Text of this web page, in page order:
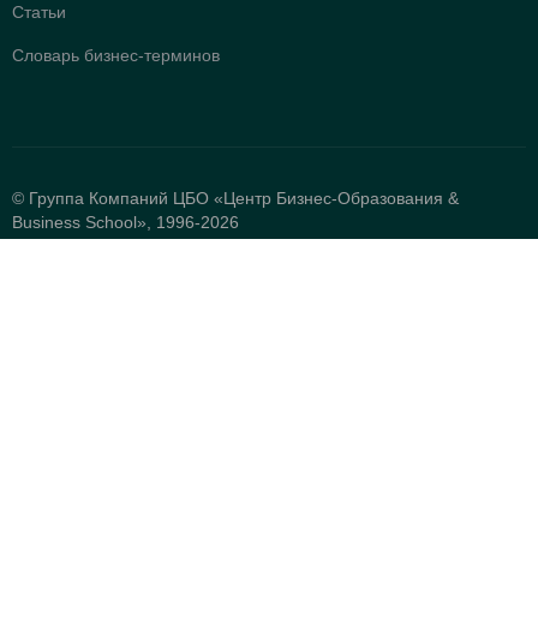
Статьи
Словарь бизнес-терминов
© Группа Компаний ЦБО «Центр Бизнес-Образования &
Business School», 1996-2026